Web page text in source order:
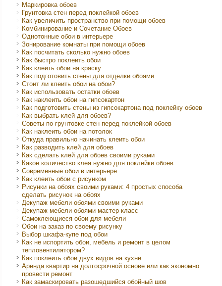
Маркировка обоев
Грунтовка стен перед поклейкой обоев
Как увеличить пространство при помощи обоев
Комбинирование и Сочетание Обоев
Однотонные обои в интерьере
Зонирование комнаты при помощи обоев
Как посчитать сколько нужно обоев
Как быстро поклеить обои
Как клеить обои на краску
Как подготовить стены для отделки обоями
Стоит ли клеить обои на обои?
Как использовать остатки обоев
Как наклеить обои на гипсокартон
Как подготовить стены из гипсокартона под поклейку обоев
Как выбрать клей для обоев?
Советы по грунтовке стен перед поклейкой обоев
Как наклеить обои на потолок
Откуда правильно начинать клеить обои
Как разводить клей для обоев
Как сделать клей для обоев своими руками
Какое количество клея нужно для поклейки обоев
Современные обои в интерьере
Как клеить обои с рисунком
Рисунки на обоях своими руками: 4 простых способа
сделать рисунок на обоях
Декупаж мебели обоями своими руками
Декупаж мебели обоями мастер класс
Самоклеющиеся обои для мебели
Обои на заказ по своему рисунку
Выбор шкафа-купе под обои
Как не испортить обои, мебель и ремонт в целом
тепловентилятором?
Как поклеить обои двух видов на кухне
Аренда квартир на долгосрочной основе или как экономно
провести ремонт
Как замаскировать разошедшийся обойный шов